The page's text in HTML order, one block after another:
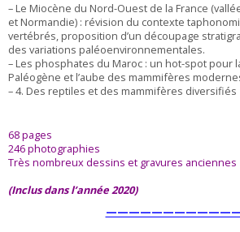
– Le Miocène du Nord-Ouest de la France
et Normandie) : révision du contexte
vertébrés, proposition d’un découpage
des variations paléoenvironnementales.
– Les phosphates du Maroc : un hot-spot pour
Paléogène et l’aube des mammifères
– 4. Des reptiles et des mammifères diversifiés
68 pages
246 photographies
Très nombreux dessins et gravures anciennes
(Inclus dans l’année 2020)